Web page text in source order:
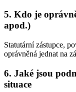
5. Kdo je
apod.)
Statutární zástupce,
oprávněná jednat na
6. Jaké jsou
situace